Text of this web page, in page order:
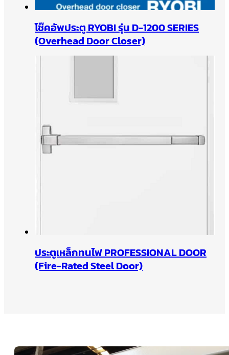
โช๊คอัพประตู RYOBI รุ่น D-1200 SERIES
(Overhead Door Closer)
ประตูเหล็กทนไฟ PROFESSIONAL DOOR
(Fire-Rated Steel Door)